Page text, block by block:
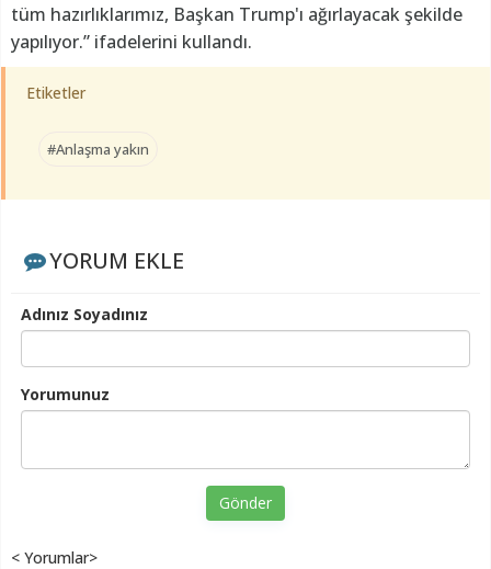
tüm hazırlıklarımız, Başkan Trump'ı ağırlayacak şekilde
yapılıyor.” ifadelerini kullandı.
Etiketler
#Anlaşma yakın
YORUM EKLE
Adınız Soyadınız
Yorumunuz
Gönder
< Yorumlar>